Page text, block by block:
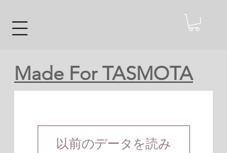
Made For TASMOTA
以前のデータを読み